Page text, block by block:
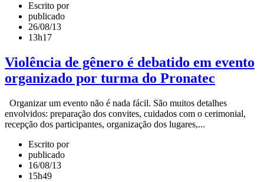
Escrito por
publicado
26/08/13
13h17
Violência de gênero é debatido em evento
organizado por turma do Pronatec
Organizar um evento não é nada fácil. São muitos detalhes
envolvidos: preparação dos convites, cuidados com o cerimonial,
recepção dos participantes, organização dos lugares,...
Escrito por
publicado
16/08/13
15h49